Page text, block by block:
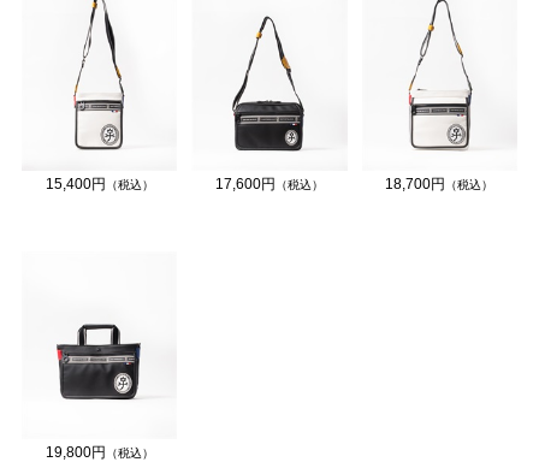
15,400円 （税込） 17,600円 （税込） 18,700円 （税込）
19,800円 （税込）